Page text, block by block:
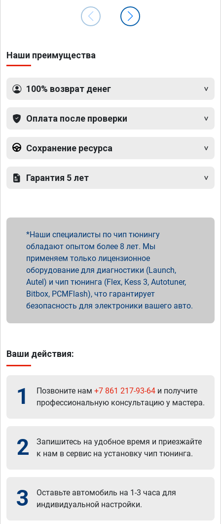
Наши преимущества
100% возврат денег
Оплата после проверки
Сохранение ресурса
Гарантия 5 лет
Наши специалисты по чип тюнингу
обладают опытом более 8 лет. Мы
применяем только лицензионное
оборудование для диагностики (Launch,
Autel) и чип тюнинга (Flex, Kess 3, Autotuner,
Bitbox, PCMFlash), что гарантирует
безопасность для электроники вашего авто.
Ваши действия:
1 Позвоните нам +7 861 217-93-64 и получите
профессиональную консультацию у мастера.
2
Запишитесь на удобное время и приезжайте
к нам в сервис на установку чип тюнинга.
3
Оставьте автомобиль на 1-3 часа для
индивидуальной настройки.